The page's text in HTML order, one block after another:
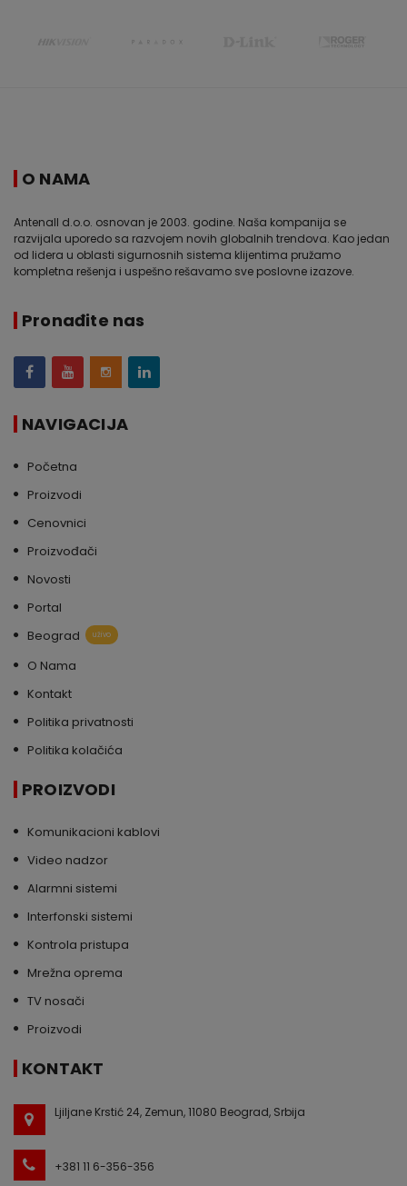
O NAMA
Antenall d.o.o. osnovan je 2003. godine. Naša kompanija se
razvijala uporedo sa razvojem novih globalnih trendova. Kao jedan
od lidera u oblasti sigurnosnih sistema klijentima pružamo
kompletna rešenja i uspešno rešavamo sve poslovne izazove.
Pronađite nas
NAVIGACIJA
Početna
Proizvodi
Cenovnici
Proizvođači
Novosti
Portal
Beograd
uživo
O Nama
Kontakt
Politika privatnosti
Politika kolačića
PROIZVODI
Komunikacioni kablovi
Video nadzor
Alarmni sistemi
Interfonski sistemi
Kontrola pristupa
Mrežna oprema
TV nosači
Proizvodi
KONTAKT
Ljiljane Krstić 24, Zemun, 11080 Beograd, Srbija
+381 11 6-356-356